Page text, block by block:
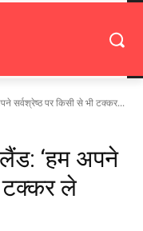
सर्वश्रेष्ठ पर किसी से भी टक्कर...
‘हम अपने
टक्कर ले